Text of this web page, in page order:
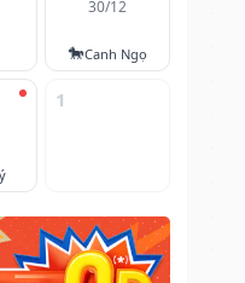
30/12
🐎Canh Ngọ
1